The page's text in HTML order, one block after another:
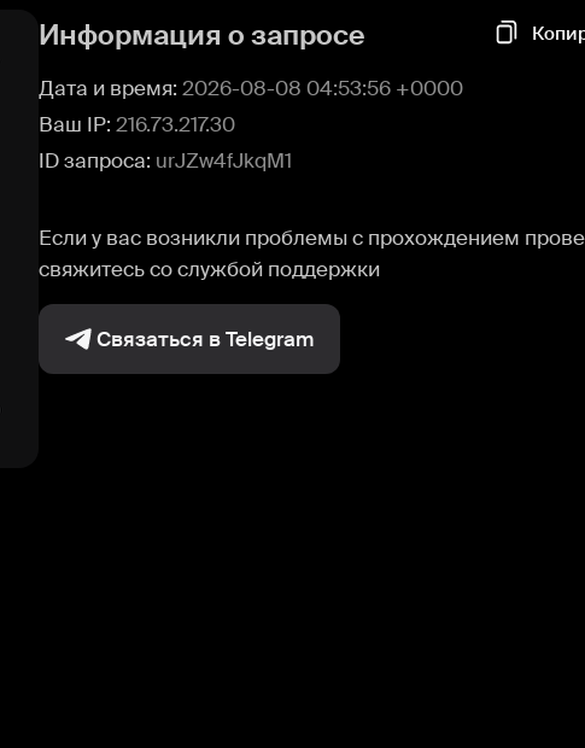
Информация о запросе
Дата и время: 2026-08-08 04:53:56 +0000
Ваш IP: 216.73.217.30
ID запроса: urJZw4fJkqM1
Если у вас возникли проблемы с прохождением
свяжитесь со службой поддержки
Связаться в Telegram